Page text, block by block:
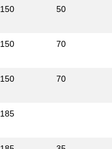
150 50
150 70
150 70
185